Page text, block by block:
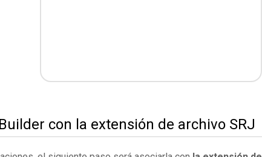
con la extensión de archivo SRJ